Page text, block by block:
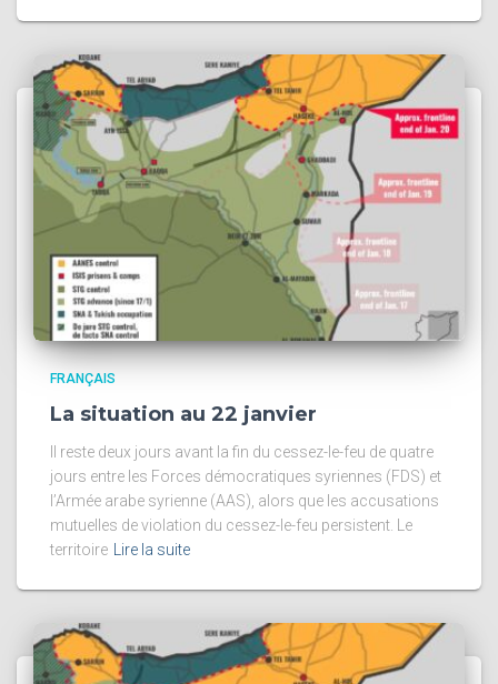
FRANÇAIS
La situation au 22 janvier
Il reste deux jours avant la fin du cessez-le-feu de quatre
jours entre les Forces démocratiques syriennes (FDS) et
l’Armée arabe syrienne (AAS), alors que les accusations
mutuelles de violation du cessez-le-feu persistent. Le
territoire Lire la suite